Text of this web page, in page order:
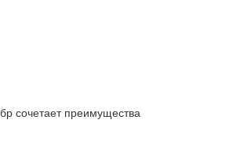
сочетает преимущества